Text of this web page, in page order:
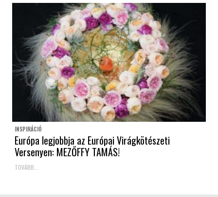
INSPIRÁCIÓ
Európa legjobbja az Európai Virágkötészeti
Versenyen: MEZŐFFY TAMÁS!
TOVÁBB...